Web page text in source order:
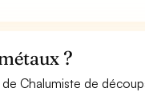
?
Chalumiste de